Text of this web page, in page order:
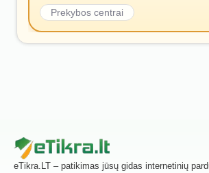
Prekybos centrai
eTikra.LT – patikimas jūsų gidas internetinių